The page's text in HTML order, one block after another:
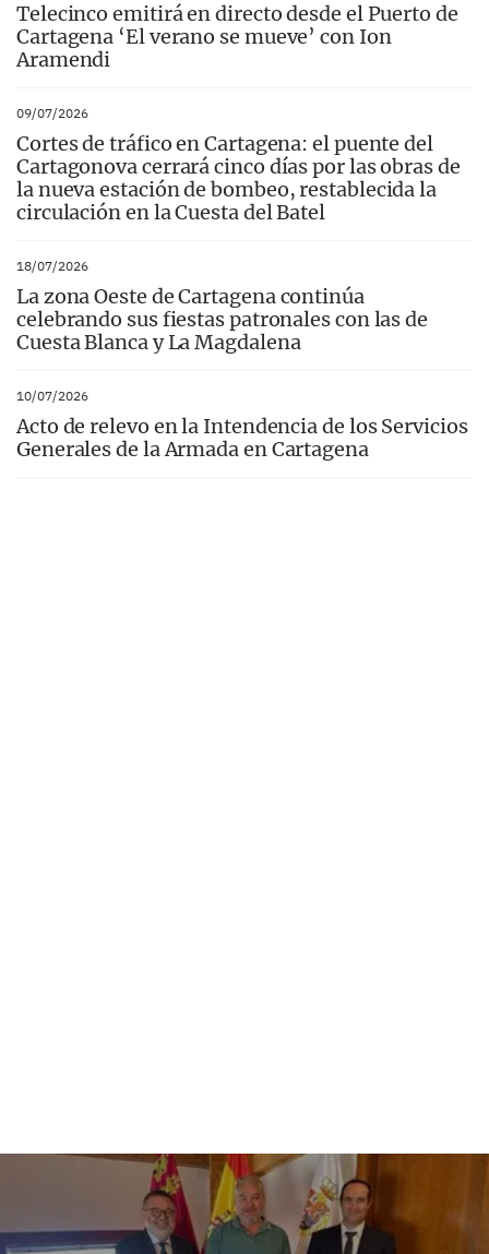
Telecinco emitirá en directo desde el Puerto de
Cartagena ‘El verano se mueve’ con Ion
Aramendi
09/07/2026
Cortes de tráfico en Cartagena: el puente del
Cartagonova cerrará cinco días por las obras de
la nueva estación de bombeo, restablecida la
circulación en la Cuesta del Batel
18/07/2026
La zona Oeste de Cartagena continúa
celebrando sus fiestas patronales con las de
Cuesta Blanca y La Magdalena
10/07/2026
Acto de relevo en la Intendencia de los Servicios
Generales de la Armada en Cartagena